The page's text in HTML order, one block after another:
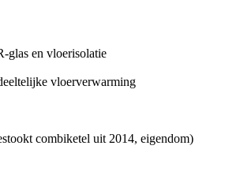
glas en vloerisolatie
vloerverwarming
combiketel uit 2014, eigendom)